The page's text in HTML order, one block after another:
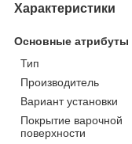
Характеристики
Основные атрибуты
Тип
Производитель
Вариант установки
Покрытие варочной
поверхности